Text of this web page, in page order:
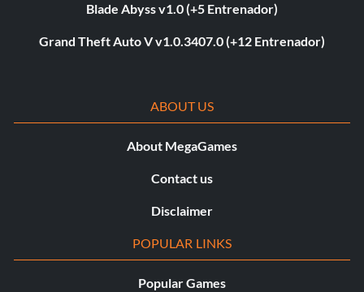
Blade Abyss v1.0 (+5 Entrenador)
Grand Theft Auto V v1.0.3407.0 (+12 Entrenador)
ABOUT US
About MegaGames
Contact us
Disclaimer
POPULAR LINKS
Popular Games